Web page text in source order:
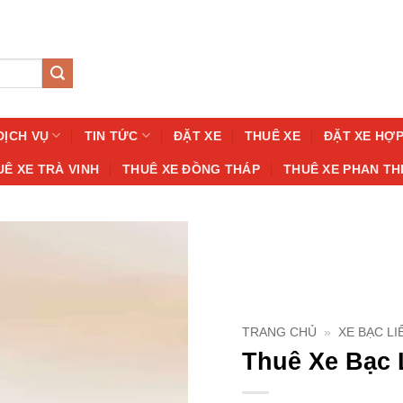
VỤ TIN TỨC ĐẶT XE THUÊ XE ĐẶT XE
XE TRÀ VINH THUÊ XE ĐỒNG THÁP THUÊ XE PHAN
TRANG CHỦ » XE BẠC
Thuê Xe